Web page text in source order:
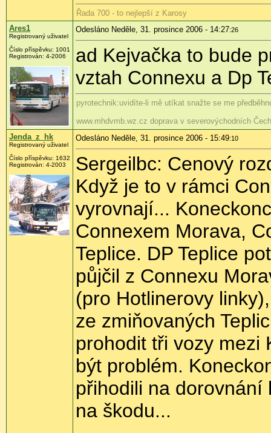
Řada 700 - to nejlepší z Karosy
Ares1
Registrovaný uživatel
Číslo příspěvku: 1001
Registrován: 4-2006
Odesláno Neděle, 31. prosince 2006 - 14:27:26
ad Kejvačka to bude
vztah Connexu a Dp
pyrotechnik:uvidíte-li mě utíkat snažte se me
www.mhdvmb.wz.cz doprava v severovýchodních
Jenda_z_hk
Registrovaný uživatel
Číslo příspěvku: 1632
Registrován: 4-2003
Odesláno Neděle, 31. prosince 2006 - 15:49:10
Sergeilbc: Cenový
Když je to v rámci
vyrovnají...
Connexem Morava,
Teplice. DP Teplice
půjčil z Connexu
(pro Hotlinerovy
ze zmiňovaných
prohodit tři vozy mezi
být problém.
přihodili na dorovnání
na škodu...